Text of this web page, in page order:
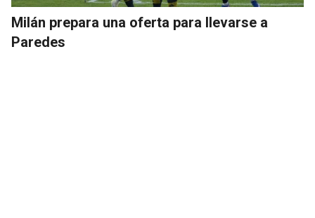
Milán prepara una oferta para llevarse a
Paredes